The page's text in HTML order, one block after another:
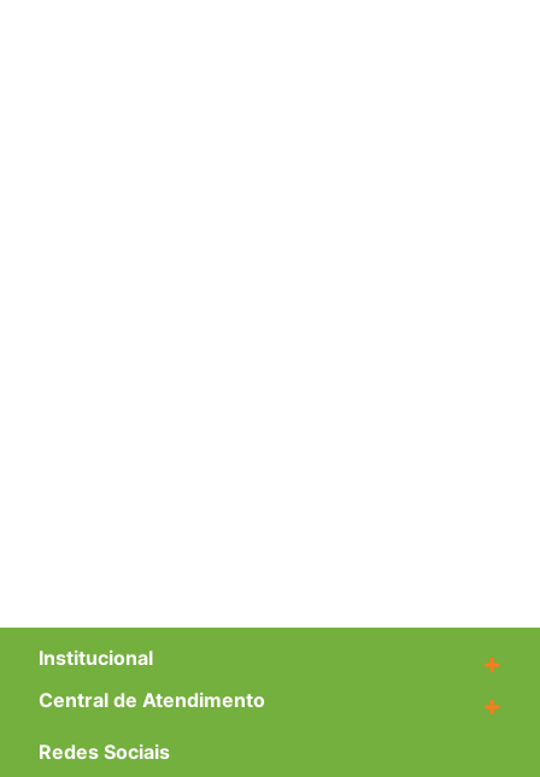
Institucional +
Central de Atendimento +
Redes Sociais